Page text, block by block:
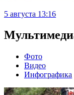
5 августа 13:16
Фото
Видео
Инфографика